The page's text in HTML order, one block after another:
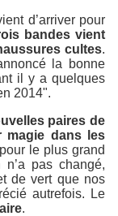
d’arriver pour
bandes vient
cultes.
la bonne
il y a quelques
2014".
paires de
magie dans les
le plus grand
n’a pas changé,
de vert que nos
autrefois. Le
.